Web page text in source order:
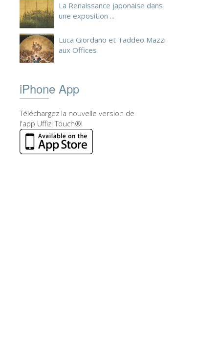
La Renaissance japonaise dans
une exposition ...
Luca Giordano et Taddeo Mazzi
aux Offices
iPhone App
Téléchargez la nouvelle version de
l'app Uffizi Touch®!